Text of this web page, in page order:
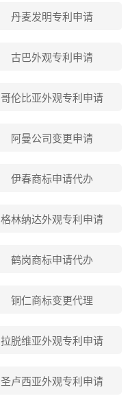
丹麦发明专利申请
古巴外观专利申请
哥伦比亚外观专利申请
阿曼公司变更申请
伊春商标申请代办
格林纳达外观专利申请
鹤岗商标申请代办
铜仁商标变更代理
拉脱维亚外观专利申请
圣卢西亚外观专利申请